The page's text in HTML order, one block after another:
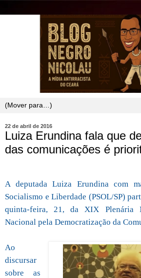
22 de abril de 2016
Luiza Erundina fala que
das comunicações é
A deputada Luiza Erundina com
Socialismo e Liberdade (PSOL/SP)
quinta-feira, 21, da XIX Plenária
Nacional pela Democratização da
Ao
discursar
sobre as